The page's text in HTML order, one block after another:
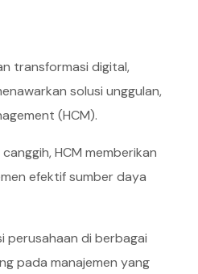
transformasi digital,
solusi unggulan,
(HCM).
HCM memberikan
efektif sumber daya
perusahaan di berbagai
pada manajemen yang